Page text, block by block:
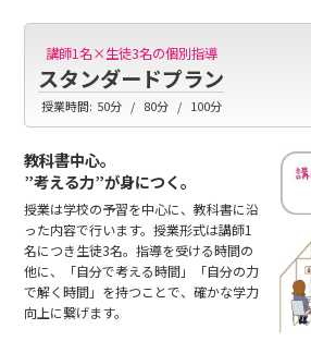
講師1名×生徒3名の個別指導
スタンダードプラン
授業時間: 50分 80分 100分
教科書中心。
”考える力”が身につく。
授業は学校の予習を中心に、教科書に沿
った内容で行います。授業形式は講師1
名につき生徒3名。指導を受ける時間の
他に、「自分で考える時間」「自分の力
で解く時間」を持つことで、確かな学力
向上に繋げます。